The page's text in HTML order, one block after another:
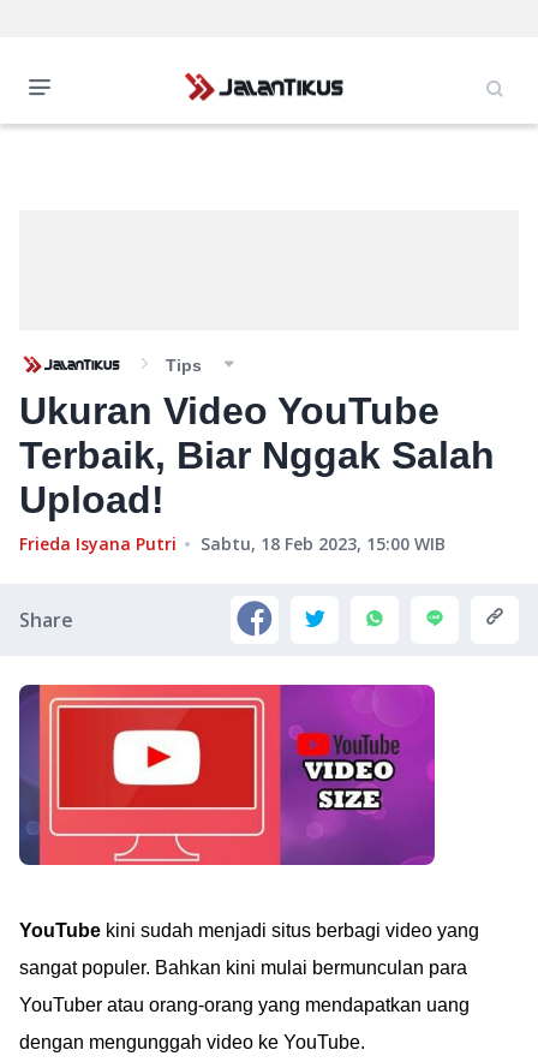
Tips
Ukuran Video YouTube
Terbaik, Biar Nggak Salah
Upload!
Frieda Isyana Putri Sabtu, 18 Feb 2023, 15:00 WIB
Share
YouTube kini sudah menjadi situs berbagi video yang
sangat populer. Bahkan kini mulai bermunculan para
YouTuber atau orang-orang yang mendapatkan uang
dengan mengunggah video ke YouTube.